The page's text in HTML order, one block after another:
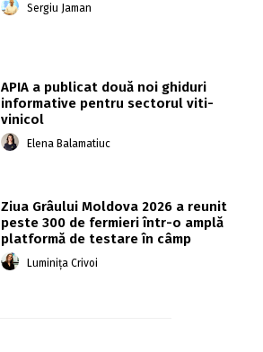
Sergiu Jaman
APIA a publicat două noi ghiduri
informative pentru sectorul viti-
vinicol
Elena Balamatiuc
Ziua Grâului Moldova 2026 a reunit
peste 300 de fermieri într-o amplă
platformă de testare în câmp
Luminița Crivoi